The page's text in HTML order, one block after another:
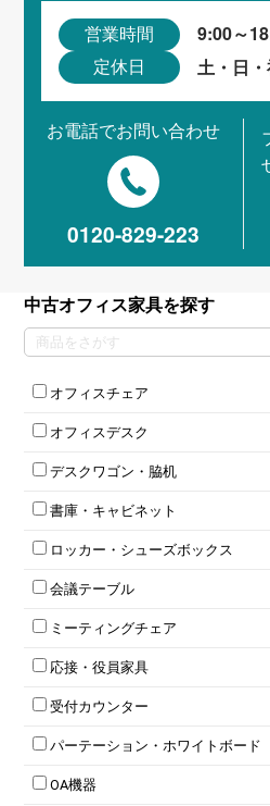
営業時間 9:00～
定休日 土・日
お電話でお問い合わせ
0120-829-223
中古オフィス家具を探す
オフィスチェア
肘付きチェア
肘無しチェア
役員チェア
オフィスチェアその他
オフィスデスク
片袖机
フリーアドレスデスク（ベンチ
昇降デスク
両袖机
デスクワゴン・脇机
インワゴン2段
インワゴン3段
脇机
書庫・キャビネット
ハイキャビネット
ローキャビネット
両開きキャビネット
上下連結キャビネット
軽量ラック（スチールラック）
収納家具その他
両開書庫
ラテラル書庫
ロッカー・シューズボックス
1人用ロッカー
2人用ロッカー
3人用ロッカー
5人用ロッカー
8人用ロッカー
多人数ロッカー
ダイヤル錠ロッカー
会議テーブル
ミーティングテーブル
スタッキングテーブル
ネスティングテーブル
カウンターテーブル
T字脚テーブル
会議テーブルW1200～
ミーティングチェア
キャスター付きミーティングチェ
スタッキングミーティングチェア
テーブル付きミーティングチェア
折りたたみミーティングチェア
ハイチェア
応接・役員家具
応接セット
応接ソファ
応接チェア
応接・役員家具その他
受付カウンター
ハイカウンター
ローカウンター
ラウンジカウンター
パーテーション・ホワイトボード
パーテーション
自立タイプパーテーション
OA機器